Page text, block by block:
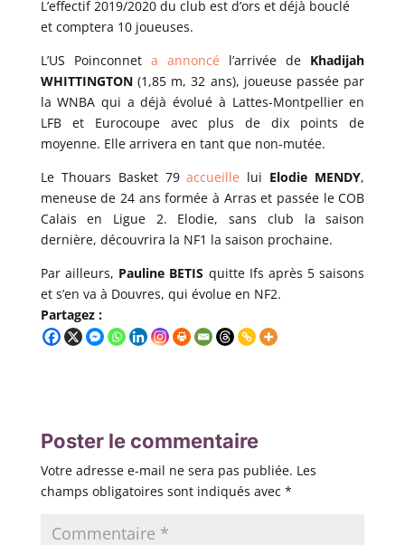
L’effectif 2019/2020 du club est d’ors et déjà bouclé
et comptera 10 joueuses.
L’US Poinconnet a annoncé l’arrivée de Khadijah
WHITTINGTON (1,85 m, 32 ans), joueuse passée par
la WNBA qui a déjà évolué à Lattes-Montpellier en
LFB et Eurocoupe avec plus de dix points de
moyenne. Elle arrivera en tant que non-mutée.
Le Thouars Basket 79accueille lui Elodie MENDY,
meneuse de 24 ans formée à Arras et passée le COB
Calais en Ligue 2. Elodie, sans club la saison
dernière, découvrira la NF1 la saison prochaine.
Par ailleurs, Pauline BETIS quitte Ifs après 5 saisons
et s’en va à Douvres, qui évolue en NF2.
Partagez :
Poster le commentaire
Votre adresse e-mail ne sera pas publiée. Les
champs obligatoires sont indiqués avec *